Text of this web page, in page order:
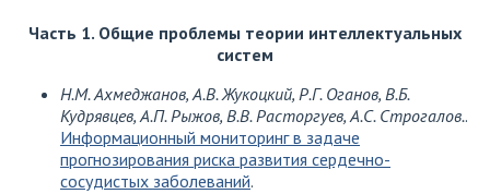
Часть 1. Общие проблемы теории интеллектуальных
систем
Н.М. Ахмеджанов, А.В. Жукоцкий, Р.Г. Оганов, В.Б.
Кудрявцев, А.П. Рыжов, В.В. Расторгуев, А.С. Строгалов..
Информационный мониторинг в задаче
прогнозирования риска развития сердечно-
сосудистых заболеваний.